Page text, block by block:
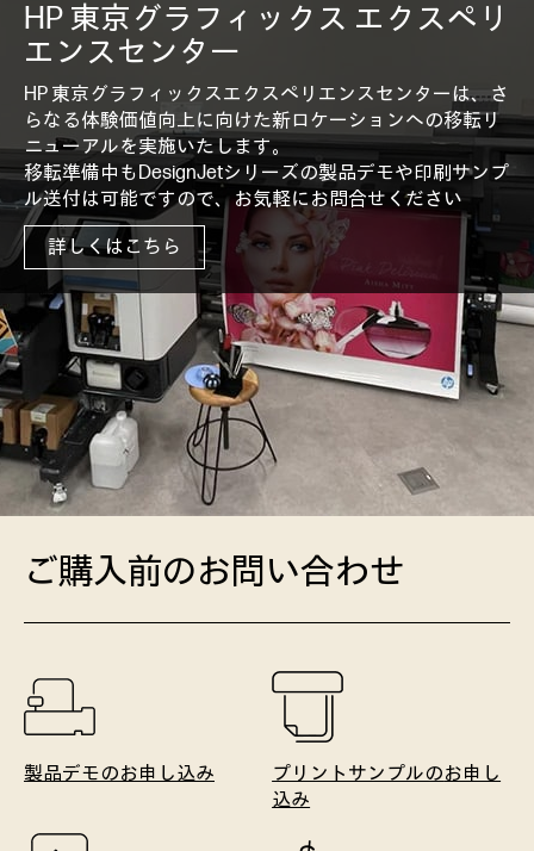
HP 東京グラフィックス エクスペリ
エンスセンター
HP 東京グラフィックスエクスペリエンスセンターは、さ
らなる体験価値向上に向けた新ロケーションへの移転リ
ニューアルを実施いたします。
移転準備中もDesignJetシリーズの製品デモや印刷サンプ
ル送付は可能ですので、お気軽にお問合せください
詳しくはこちら
ご購入前のお問い合わせ
製品デモのお申し込み プリントサンプルのお申し
込み